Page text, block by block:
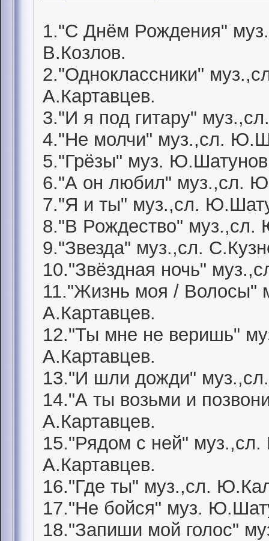
1."С Днём Рождения"
В.Козлов.
2."Одноклассники"
А.Картавцев.
3."И я под гитару"
4."Не молчи" муз.,сл.
5."Грёзы" муз.
6."А он любил" муз.,сл.
7."Я и ты" муз.,сл.
8."В Рождество"
9."Звезда" муз.,сл.
10."Звёздная ночь"
11."Жизнь моя / Волосы"
А.Картавцев.
12."Ты мне не веришь"
А.Картавцев.
13."И шли дожди"
14."А ты возьми и
А.Картавцев.
15."Рядом с ней"
А.Картавцев.
16."Где ты" муз.,сл.
17."Не бойся" муз.
18."Запиши мой голос"